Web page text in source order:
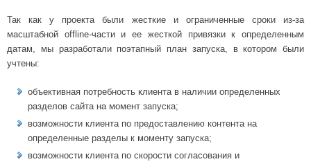
Так как у проекта были жесткие и ограниченные сроки из-за
масштабной offline-части и ее жесткой привязки к определенным
датам, мы разработали поэтапный план запуска, в котором были
учтены:
объективная потребность клиента в наличии определенных
разделов сайта на момент запуска;
возможности клиента по предоставлению контента на
определенные разделы к моменту запуска;
возможности клиента по скорости согласования и